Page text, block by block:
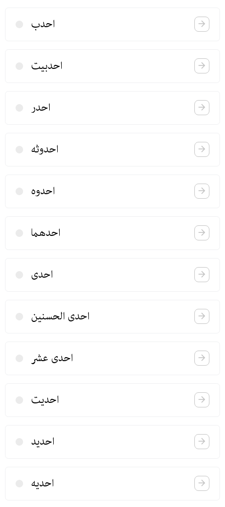
احدب
احدبیت
احدر
احدوثه
احدوه
احدهما
احدی
احدی الحسنین
احدی عشر
احدیت
احدید
احدیه